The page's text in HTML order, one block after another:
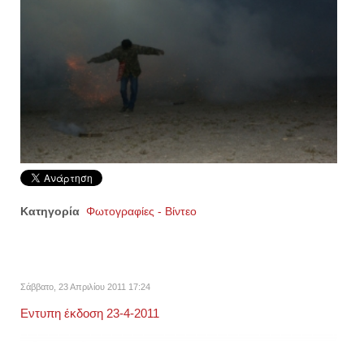
Κατηγορία Φωτογραφίες - Βίντεο
Σάββατο, 23 Απριλίου 2011 17:24
Εντυπη έκδοση 23-4-2011